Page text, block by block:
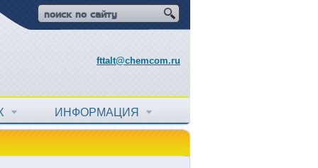
fttalt@chemcom.ru
ИНФОРМАЦИЯ